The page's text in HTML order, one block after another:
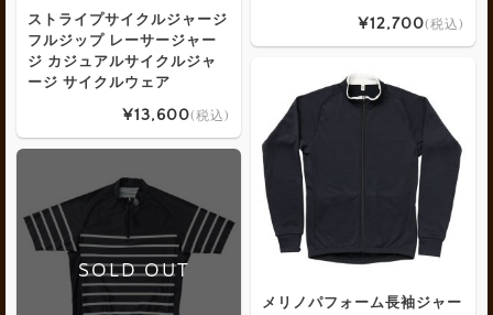
¥12,700(税込)
ストライプサイクルジャージ
フルジップ レーサージャー
ジ カジュアルサイクルジャ
ージ サイクルウェア
¥13,600(税込)
メリノパフォーム長袖ジャー
SOLD OUT